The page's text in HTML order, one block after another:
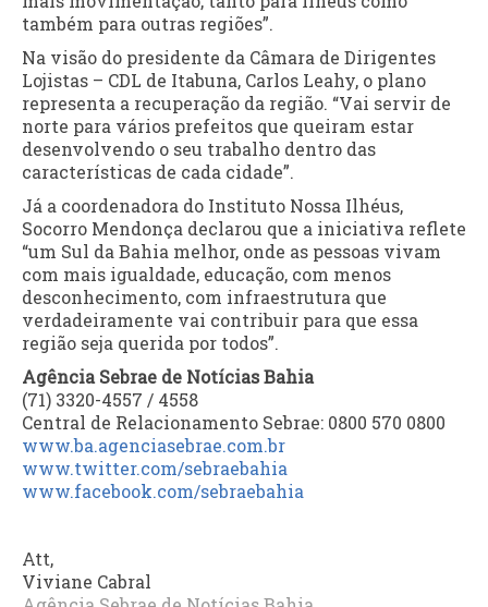
também para outras regiões”.
Na visão do presidente da Câmara de Dirigentes
Lojistas – CDL de Itabuna, Carlos Leahy, o plano
representa a recuperação da região. “Vai servir de
norte para vários prefeitos que queiram estar
desenvolvendo o seu trabalho dentro das
características de cada cidade”.
Já a coordenadora do Instituto Nossa Ilhéus,
Socorro Mendonça declarou que a iniciativa reflete
“um Sul da Bahia melhor, onde as pessoas vivam
com mais igualdade, educação, com menos
desconhecimento, com infraestrutura que
verdadeiramente vai contribuir para que essa
região seja querida por todos”.
Agência Sebrae de Notícias Bahia
(71) 3320-4557 / 4558
Central de Relacionamento Sebrae: 0800 570 0800
www.ba.agenciasebrae.com.br
www.twitter.com/sebraebahia
www.facebook.com/sebraebahia
Att,
Viviane Cabral